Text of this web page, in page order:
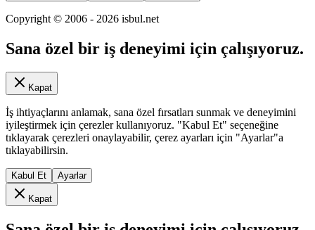
Copyright © 2006 - 2026 isbul.net
Sana özel bir iş deneyimi için çalışıyoruz.
Kapat
İş ihtiyaçlarını anlamak, sana özel fırsatları sunmak ve deneyimini
iyileştirmek için çerezler kullanıyoruz. "Kabul Et" seçeneğine
tıklayarak çerezleri onaylayabilir, çerez ayarları için "Ayarlar"a
tıklayabilirsin.
Kabul Et Ayarlar
Kapat